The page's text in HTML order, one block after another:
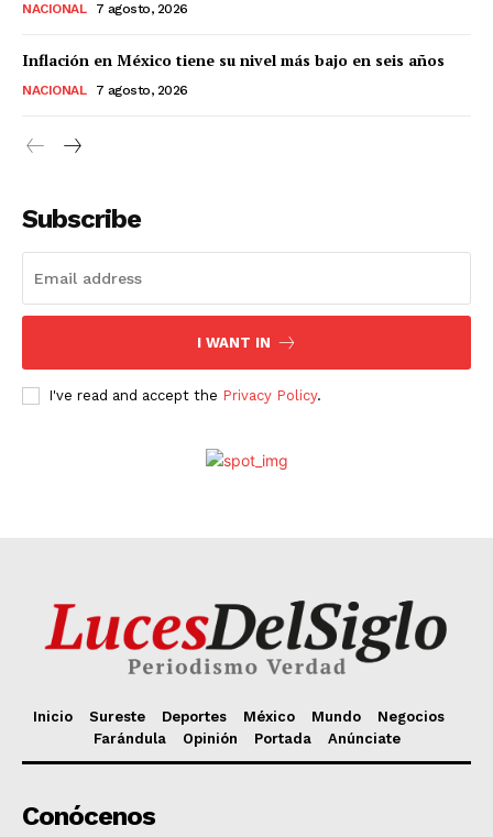
SUSCRÍBETE AHORA
Empresa
Nosotros
Contacto
Información Propietaria / Financiación
NACIONAL 7 agosto, 2026
Inflación en México tiene su nivel más bajo en seis años
NACIONAL 7 agosto, 2026
Subscribe
I WANT IN
I've read and accept the Privacy Policy.
Inicio Sureste Deportes México Mundo
Negocios
Farándula
Opinión Portada Anúnciate
Conócenos